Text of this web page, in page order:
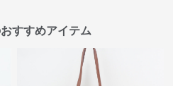
すすめアイテム